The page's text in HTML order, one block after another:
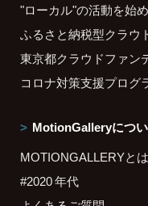
"ローカル"の活動を始
ふるさと納税型クラウ
東京都クラウドファン
コロナ対策支援プログ
MotionGalleryにつ
MOTIONGALLERYとは
#2020 年代